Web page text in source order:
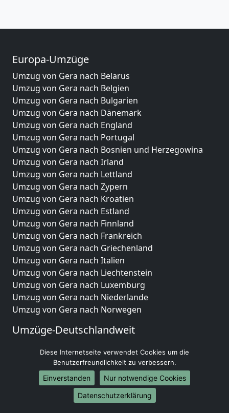
Europa-Umzüge
Umzug von Gera nach Belarus
Umzug von Gera nach Belgien
Umzug von Gera nach Bulgarien
Umzug von Gera nach Dänemark
Umzug von Gera nach England
Umzug von Gera nach Portugal
Umzug von Gera nach Bosnien und Herzegowina
Umzug von Gera nach Irland
Umzug von Gera nach Lettland
Umzug von Gera nach Zypern
Umzug von Gera nach Kroatien
Umzug von Gera nach Estland
Umzug von Gera nach Finnland
Umzug von Gera nach Frankreich
Umzug von Gera nach Griechenland
Umzug von Gera nach Italien
Umzug von Gera nach Liechtenstein
Umzug von Gera nach Luxemburg
Umzug von Gera nach Niederlande
Umzug von Gera nach Norwegen
Umzüge-Deutschlandweit
Umzug von Gera nach Hamburg
Umzug von Gera nach München
Umzug von Gera nach Köln
Umzug von Gera nach Frankfurt am Main
Diese Internetseite verwendet Cookies um die
Benutzerfreundlichkeit zu verbessern.
Einverstanden
Nur notwendige Cookies
Datenschutzerklärung